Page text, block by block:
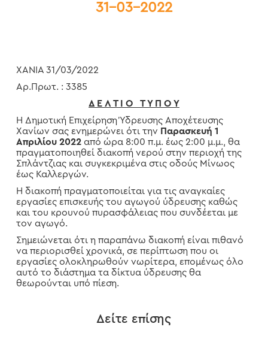
31-03-2022
ΧΑΝΙΑ 31/03/2022
Αρ.Πρωτ. : 3385
Δ Ε Λ Τ Ι Ο Τ Υ Π Ο Υ
Η Δημοτική Επιχείρηση Ύδρευσης Αποχέτευσης
Χανίων σας ενημερώνει ότι την Παρασκευή 1
Απριλίου 2022από ώρα 8:00 π.μ. έως 2:00 μ.μ., θα
πραγματοποιηθεί διακοπή νερού στην περιοχή της
Σπλάντζιας και συγκεκριμένα στις οδούς Μίνωος
έως Καλλεργών.
Η διακοπή πραγματοποιείται για τις αναγκαίες
εργασίες επισκευής του αγωγού ύδρευσης καθώς
και του κρουνού πυρασφάλειας που συνδέεται με
τον αγωγό.
Σημειώνεται ότι η παραπάνω διακοπή είναι πιθανό
να περιορισθεί χρονικά, σε περίπτωση που οι
εργασίες ολοκληρωθούν νωρίτερα, επομένως όλο
αυτό το διάστημα τα δίκτυα ύδρευσης θα
θεωρούνται υπό πίεση.
Δείτε επίσης